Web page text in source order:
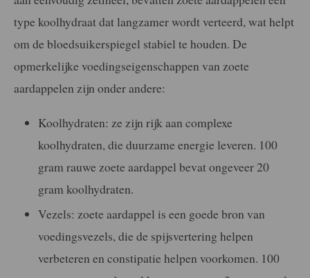
type koolhydraat dat langzamer wordt verteerd, wat helpt
om de bloedsuikerspiegel stabiel te houden. De
opmerkelijke voedingseigenschappen van zoete
aardappelen zijn onder andere:
Koolhydraten: ze zijn rijk aan complexe
koolhydraten, die duurzame energie leveren. 100
gram rauwe zoete aardappel bevat ongeveer 20
gram koolhydraten.
Vezels: zoete aardappel is een goede bron van
voedingsvezels, die de spijsvertering helpen
verbeteren en constipatie helpen voorkomen. 100